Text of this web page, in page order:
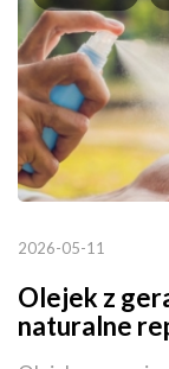
2026-05-11
Olejek z
naturalne